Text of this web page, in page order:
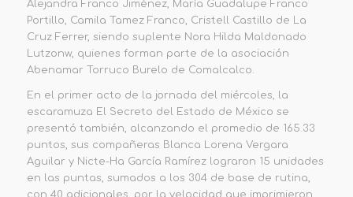
Alejandra Franco Jiménez, María Guadalupe Franco
Portillo, Camila Tamez Franco, Cristell Castillo de La
Cruz Ferrer, siendo suplente Nora Hilda Maldonado
Lutzonw, quienes forman parte de la asociación
Abenamar Torruco Burelo de Comalcalco.
En el primer acto de la jornada del miércoles, la
escaramuza El Secreto del Estado de México se
presentó también, alcanzando el promedio de 165.33
puntos, sus compañeras Blanca Lorena Vergara
Aguilar y Nicte-Ha García Ramírez lograron 15 unidades
en las puntas, sumados a los 304 de base de rutina,
con 40 adicionales, por la velocidad que imprimieron